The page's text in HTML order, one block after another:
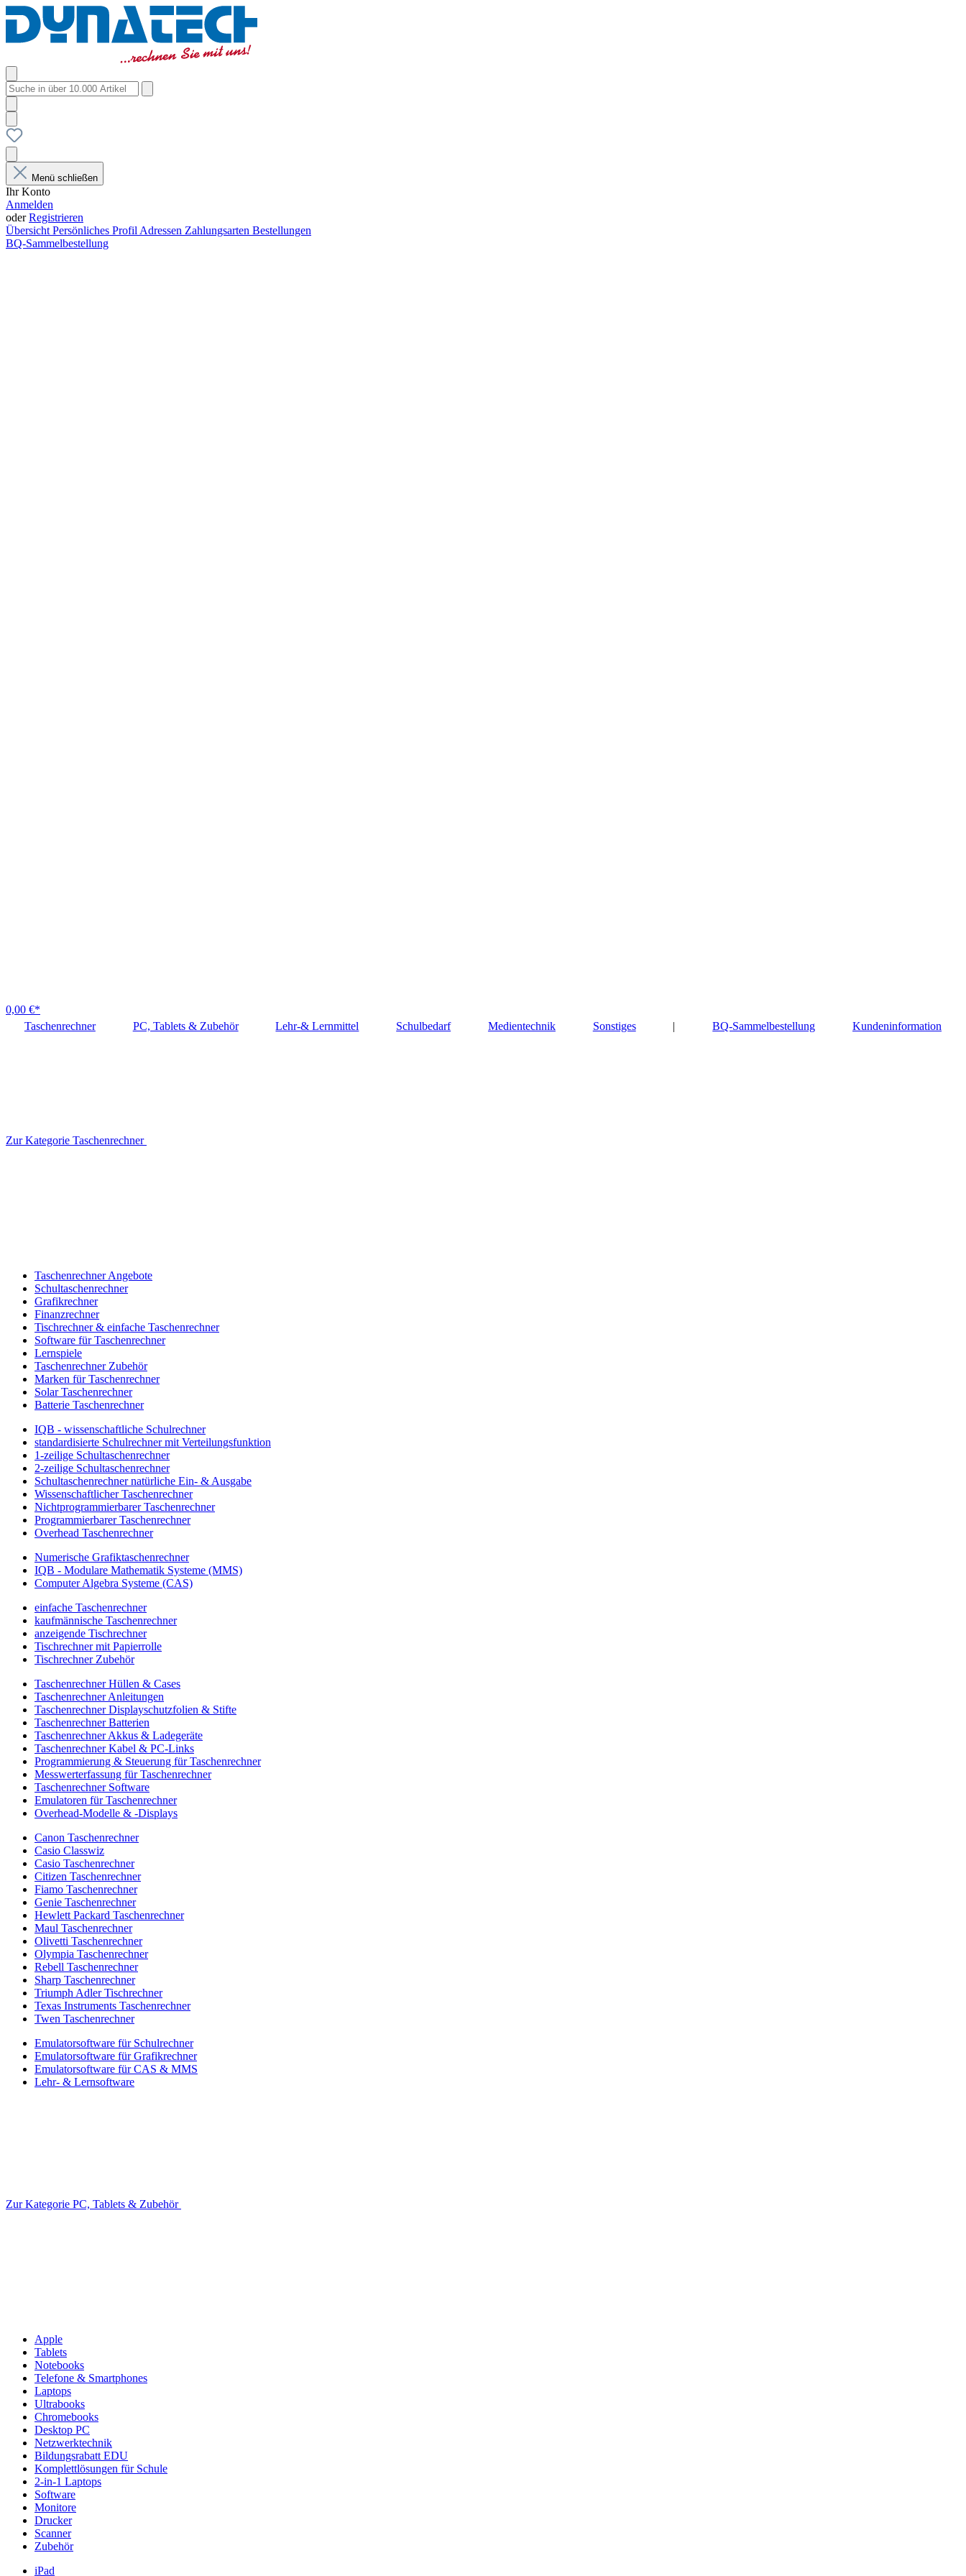
Menü schließen
Ihr Konto
Anmelden
oderRegistrieren
Übersicht Persönliches Profil Adressen Zahlungsarten Bestellungen
BQ-Sammelbestellung
0,00 €*
Taschenrechner
PC, Tablets & Zubehör Lehr-& Lernmittel Schulbedarf Medientechnik Sonstiges | BQ-Sammelbestellung Kundeninformation
Zur Kategorie Taschenrechner
Taschenrechner Angebote
Schultaschenrechner
Grafikrechner
Finanzrechner
Tischrechner & einfache Taschenrechner
Software für Taschenrechner
Lernspiele
Taschenrechner Zubehör
Marken für Taschenrechner
Solar Taschenrechner
Batterie Taschenrechner
IQB - wissenschaftliche Schulrechner
standardisierte Schulrechner mit Verteilungsfunktion
1-zeilige Schultaschenrechner
2-zeilige Schultaschenrechner
Schultaschenrechner natürliche Ein- & Ausgabe
Wissenschaftlicher Taschenrechner
Nichtprogrammierbarer Taschenrechner
Programmierbarer Taschenrechner
Overhead Taschenrechner
Numerische Grafiktaschenrechner
IQB - Modulare Mathematik Systeme (MMS)
Computer Algebra Systeme (CAS)
einfache Taschenrechner
kaufmännische Taschenrechner
anzeigende Tischrechner
Tischrechner mit Papierrolle
Tischrechner Zubehör
Taschenrechner Hüllen & Cases
Taschenrechner Anleitungen
Taschenrechner Displayschutzfolien & Stifte
Taschenrechner Batterien
Taschenrechner Akkus & Ladegeräte
Taschenrechner Kabel & PC-Links
Programmierung & Steuerung für Taschenrechner
Messwerterfassung für Taschenrechner
Taschenrechner Software
Emulatoren für Taschenrechner
Overhead-Modelle & -Displays
Canon Taschenrechner
Casio Classwiz
Casio Taschenrechner
Citizen Taschenrechner
Fiamo Taschenrechner
Genie Taschenrechner
Hewlett Packard Taschenrechner
Maul Taschenrechner
Olivetti Taschenrechner
Olympia Taschenrechner
Rebell Taschenrechner
Sharp Taschenrechner
Triumph Adler Tischrechner
Texas Instruments Taschenrechner
Twen Taschenrechner
Emulatorsoftware für Schulrechner
Emulatorsoftware für Grafikrechner
Emulatorsoftware für CAS & MMS
Lehr- & Lernsoftware
Zur Kategorie PC, Tablets & Zubehör
Apple
Tablets
Notebooks
Telefone & Smartphones
Laptops
Ultrabooks
Chromebooks
Desktop PC
Netzwerktechnik
Bildungsrabatt EDU
Komplettlösungen für Schule
2-in-1 Laptops
Software
Monitore
Drucker
Scanner
Zubehör
iPad